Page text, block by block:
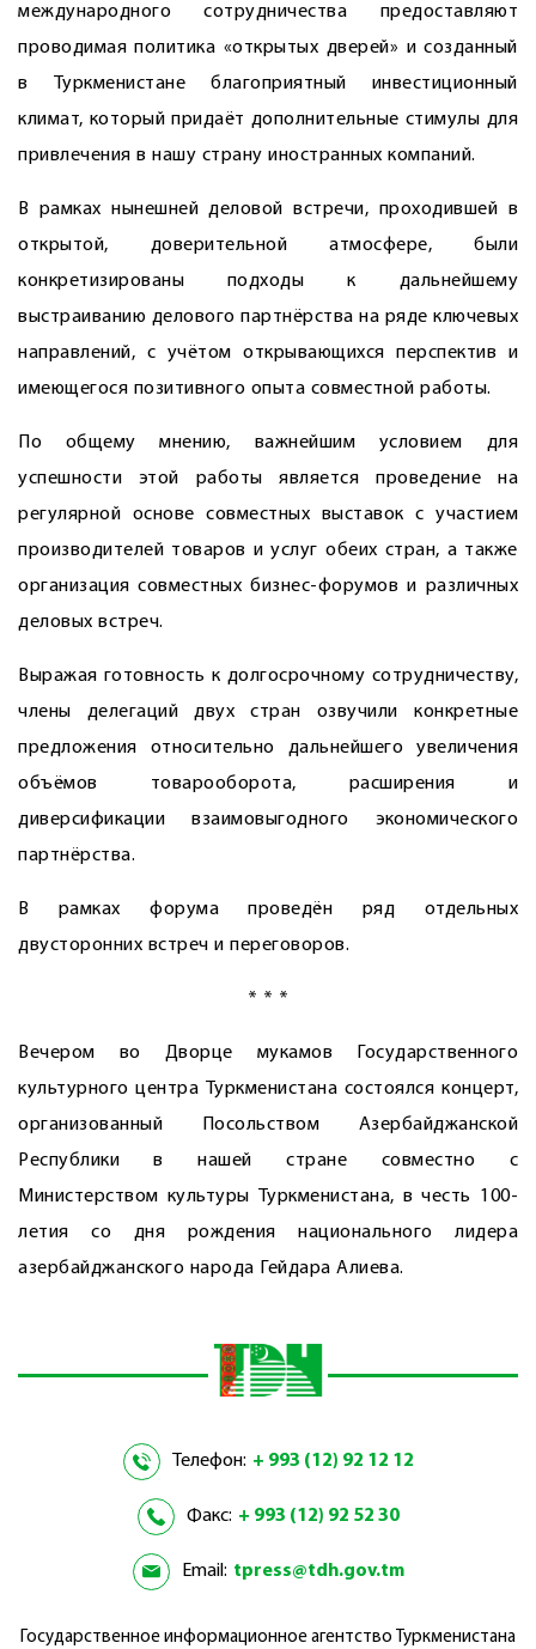
международного сотрудничества предоставляют
проводимая политика «открытых дверей» и созданный
в Туркменистане благоприятный инвестиционный
климат, который придаёт дополнительные стимулы для
привлечения в нашу страну иностранных компаний.
В рамках нынешней деловой встречи, проходившей в
открытой, доверительной атмосфере, были
конкретизированы подходы к дальнейшему
выстраиванию делового партнёрства на ряде ключевых
направлений, с учётом открывающихся перспектив и
имеющегося позитивного опыта совместной работы.
По общему мнению, важнейшим условием для
успешности этой работы является проведение на
регулярной основе совместных выставок с участием
производителей товаров и услуг обеих стран, а также
организация совместных бизнес-форумов и различных
деловых встреч.
Выражая готовность к долгосрочному сотрудничеству,
члены делегаций двух стран озвучили конкретные
предложения относительно дальнейшего увеличения
объёмов товарооборота, расширения и
диверсификации взаимовыгодного экономического
партнёрства.
В рамках форума проведён ряд отдельных
двусторонних встреч и переговоров.
* * *
Вечером во Дворце мукамов Государственного
культурного центра Туркменистана состоялся концерт,
организованный Посольством Азербайджанской
Республики в нашей стране совместно с
Министерством культуры Туркменистана, в честь 100-
летия со дня рождения национального лидера
азербайджанского народа Гейдара Алиева.
Телефон: + 993 (12) 92 12 12
Факс: + 993 (12) 92 52 30
Email: tpress@tdh.gov.tm
Государственное информационное агентство Туркменистана